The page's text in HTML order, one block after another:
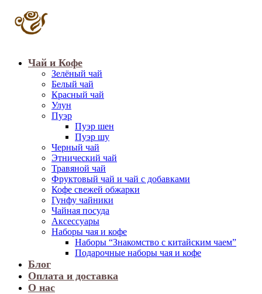
Чай и Кофе
Зелёный чай
Белый чай
Красный чай
Улун
Пуэр
Пуэр шен
Пуэр шу
Черный чай
Этнический чай
Травяной чай
Фруктовый чай и чай с добавками
Кофе свежей обжарки
Гунфу чайники
Чайная посуда
Аксессуары
Наборы чая и кофе
Наборы “Знакомство с китайским чаем”
Подарочные наборы чая и кофе
Блог
Оплата и доставка
О нас